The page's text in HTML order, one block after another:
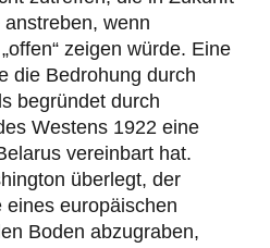
wenn
zeigen würde. Eine
die Bedrohung durch
begründet durch
Westens 1922 eine
vereinbart hat.
überlegt, der
europäischen
Boden abzugraben,